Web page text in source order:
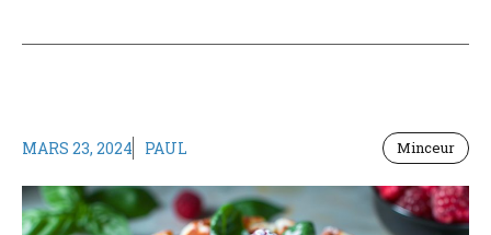
MARS 23, 2024 PAUL Minceur